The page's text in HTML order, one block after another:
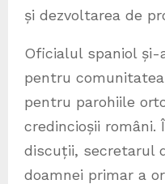
și dezvoltarea de
Oficialul spaniol
pentru
pentru parohiile
credincioșii români.
discuții, secretarul
doamnei primar a